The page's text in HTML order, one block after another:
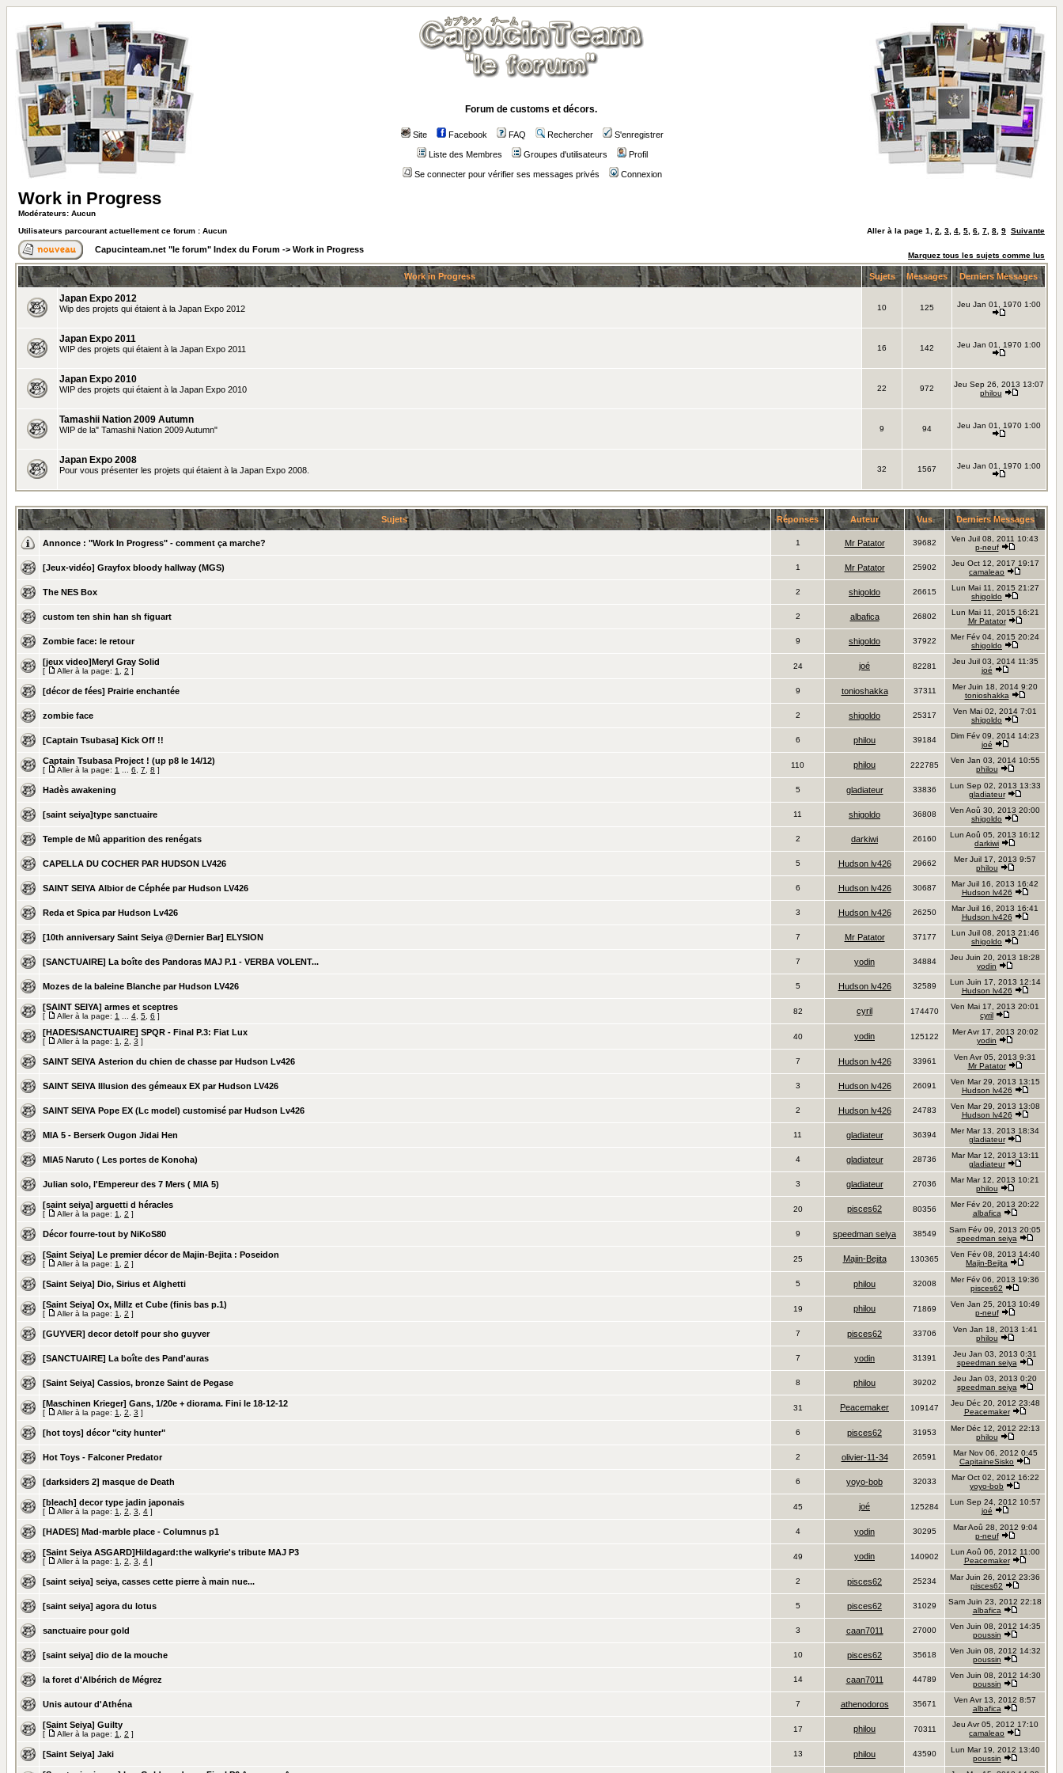
Forum de customs et décors.
Site Facebook FAQ Rechercher S'enregistrer
Liste des Membres Groupes d'utilisateurs Profil
Se connecter pour vérifier ses messages privés Connexion
Work in Progress
Modérateurs: Aucun
Utilisateurs parcourant actuellement ce forum : Aucun
Aller à la page 1 2 3 4 5 6 7 8 9 Suivante
Capucinteam.net "le forum" Index du Forum -> Work in Progress
Marquez tous les sujets comme lus
Work in Progress Sujets Messages Derniers Messages
Japan Expo 2012
Wip des projets qui étaient à la Japan Expo 2012 10 125 Jeu Jan 01, 1970 1:00
Japan Expo 2011
WIP des projets qui étaient à la Japan Expo 2011 16 142 Jeu Jan 01, 1970 1:00
Japan Expo 2010
WIP des projets qui étaient à la Japan Expo 2010 22 972
Jeu Sep 26, 2013 13:07
philou
Tamashii Nation 2009 Autumn
WIP de la" Tamashii Nation 2009 Autumn" 9 94 Jeu Jan 01, 1970 1:00
Japan Expo 2008
Pour vous présenter les projets qui étaient à la Japan Expo 2008. 32 1567 Jeu Jan 01, 1970 1:00
Sujets Réponses Auteur Vus Derniers Messages
Annonce : "Work In Progress" - comment ça marche? 1 Mr Patator 39682
Ven Juil 08, 2011 10:43
p-neuf
[Jeux-vidéo] Grayfox bloody hallway (MGS) 1 Mr Patator 25902
Jeu Oct 12, 2017 19:17
camaleao
The NES Box 2 shigoldo 26615
Lun Mai 11, 2015 21:27
shigoldo
custom ten shin han sh figuart 2 albafica 26802
Lun Mai 11, 2015 16:21
Mr Patator
Zombie face: le retour 9 shigoldo 37922
Mer Fév 04, 2015 20:24
shigoldo
[jeux video]Meryl Gray Solid
[ Aller à la page: 1 2 ]
24 joé 82281
Jeu Juil 03, 2014 11:35
joé
[décor de fées] Prairie enchantée 9 tonioshakka 37311
Mer Juin 18, 2014 9:20
tonioshakka
zombie face 2 shigoldo 25317
Ven Mai 02, 2014 7:01
shigoldo
[Captain Tsubasa] Kick Off !! 6 philou 39184
Dim Fév 09, 2014 14:23
joé
Captain Tsubasa Project ! (up p8 le 14/12)
[ Aller à la page: 1 6 7 8 ]
110 philou 222785
Ven Jan 03, 2014 10:55
philou
Hadès awakening 5 gladiateur 33836
Lun Sep 02, 2013 13:33
gladiateur
[saint seiya]type sanctuaire 11 shigoldo 36808
Ven Aoû 30, 2013 20:00
shigoldo
Temple de Mû apparition des renégats 2 darkiwi 26160
Lun Aoû 05, 2013 16:12
darkiwi
CAPELLA DU COCHER PAR HUDSON LV426 5 Hudson lv426 29662
Mer Juil 17, 2013 9:57
philou
SAINT SEIYA Albior de Céphée par Hudson LV426 6 Hudson lv426 30687
Mar Juil 16, 2013 16:42
Hudson lv426
Reda et Spica par Hudson Lv426 3 Hudson lv426 26250
Mar Juil 16, 2013 16:41
Hudson lv426
[10th anniversary Saint Seiya @Dernier Bar] ELYSION 7 Mr Patator 37177
Lun Juil 08, 2013 21:46
shigoldo
[SANCTUAIRE] La boîte des Pandoras MAJ P.1 - VERBA VOLENT... 7 yodin 34884
Jeu Juin 20, 2013 18:28
yodin
Mozes de la baleine Blanche par Hudson LV426 5 Hudson lv426 32589
Lun Juin 17, 2013 12:14
Hudson lv426
[SAINT SEIYA] armes et sceptres
[ Aller à la page: 1 4 5 6 ]
82 cyril 174470
Ven Mai 17, 2013 20:01
cyril
[HADES/SANCTUAIRE] SPQR - Final P.3: Fiat Lux
[ Aller à la page: 1 2 3 ]
40 yodin 125122
Mer Avr 17, 2013 20:02
yodin
SAINT SEIYA Asterion du chien de chasse par Hudson Lv426 7 Hudson lv426 33961
Ven Avr 05, 2013 9:31
Mr Patator
SAINT SEIYA Illusion des gémeaux EX par Hudson LV426 3 Hudson lv426 26091
Ven Mar 29, 2013 13:15
Hudson lv426
SAINT SEIYA Pope EX (Lc model) customisé par Hudson Lv426 2 Hudson lv426 24783
Ven Mar 29, 2013 13:08
Hudson lv426
MIA 5 - Berserk Ougon Jidai Hen 11 gladiateur 36394
Mer Mar 13, 2013 18:34
gladiateur
MIA5 Naruto ( Les portes de Konoha) 4 gladiateur 28736
Mar Mar 12, 2013 13:11
gladiateur
Julian solo, l'Empereur des 7 Mers ( MIA 5) 3 gladiateur 27036
Mar Mar 12, 2013 10:21
philou
[saint seiya] arguetti d héracles
[ Aller à la page: 1 2 ]
20 pisces62 80356
Mer Fév 20, 2013 20:22
albafica
Décor fourre-tout by NiKoS80 9 speedman seiya 38549
Sam Fév 09, 2013 20:05
speedman seiya
[Saint Seiya] Le premier décor de Majin-Bejita : Poseidon
[ Aller à la page: 1 2 ]
25 Majin-Bejita 130365
Ven Fév 08, 2013 14:40
Majin-Bejita
[Saint Seiya] Dio, Sirius et Alghetti 5 philou 32008
Mer Fév 06, 2013 19:36
pisces62
[Saint Seiya] Ox, Millz et Cube (finis bas p.1)
[ Aller à la page: 1 2 ]
19 philou 71869
Ven Jan 25, 2013 10:49
p-neuf
[GUYVER] decor detolf pour sho guyver 7 pisces62 33706
Ven Jan 18, 2013 1:41
philou
[SANCTUAIRE] La boîte des Pand'auras 7 yodin 31391
Jeu Jan 03, 2013 0:31
speedman seiya
[Saint Seiya] Cassios, bronze Saint de Pegase 8 philou 39202
Jeu Jan 03, 2013 0:20
speedman seiya
[Maschinen Krieger] Gans, 1/20e + diorama. Fini le 18-12-12
[ Aller à la page: 1 2 3 ]
31 Peacemaker 109147
Jeu Déc 20, 2012 23:48
Peacemaker
[hot toys] décor "city hunter" 6 pisces62 31953
Mer Déc 12, 2012 22:13
philou
Hot Toys - Falconer Predator 2 olivier-11-34 26591
Mar Nov 06, 2012 0:45
CapitaineSisko
[darksiders 2] masque de Death 6 yoyo-bob 32033
Mar Oct 02, 2012 16:22
yoyo-bob
[bleach] decor type jadin japonais
[ Aller à la page: 1 2 3 4 ]
45 joé 125284
Lun Sep 24, 2012 10:57
joé
[HADES] Mad-marble place - Columnus p1 4 yodin 30295
Mar Aoû 28, 2012 9:04
p-neuf
[Saint Seiya ASGARD]Hildagard:the walkyrie's tribute MAJ P3
[ Aller à la page: 1 2 3 4 ]
49 yodin 140902
Lun Aoû 06, 2012 11:00
Peacemaker
[saint seiya] seiya, casses cette pierre à main nue... 2 pisces62 25234
Mar Juin 26, 2012 23:36
pisces62
[saint seiya] agora du lotus 5 pisces62 31029
Sam Juin 23, 2012 22:18
albafica
sanctuaire pour gold 3 caan7011 27000
Ven Juin 08, 2012 14:35
poussin
[saint seiya] dio de la mouche 10 pisces62 35618
Ven Juin 08, 2012 14:32
poussin
la foret d'Albérich de Mégrez 14 caan7011 44789
Ven Juin 08, 2012 14:30
poussin
Unis autour d'Athéna 7 athenodoros 35671
Ven Avr 13, 2012 8:57
albafica
[Saint Seiya] Guilty
[ Aller à la page: 1 2 ]
17 philou 70311
Jeu Avr 05, 2012 17:10
camaleao
[Saint Seiya] Jaki 13 philou 43590
Lun Mar 19, 2012 13:40
poussin